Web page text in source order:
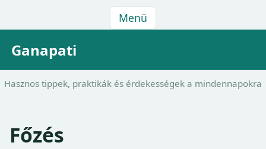
Menü
Ganapati
Hasznos tippek, praktikák és érdekességek a mindennapokra
Főzés